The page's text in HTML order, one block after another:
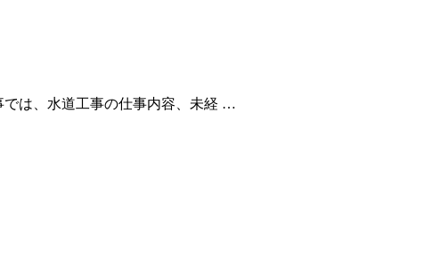
では、水道工事の仕事内容、未経 …